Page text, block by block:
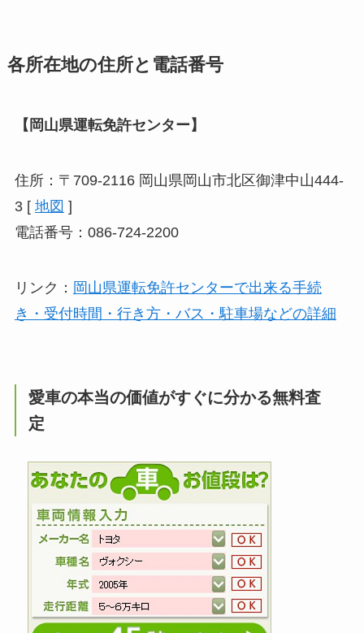
各所在地の住所と電話番号
【岡山県運転免許センター】
住所：〒709-2116 岡山県岡山市北区御津中山444-
3 [ 地図 ]
電話番号：086-724-2200
リンク： 岡山県運転免許センターで出来る手続
き・受付時間・行き方・バス・駐車場などの詳細
愛車の本当の価値がすぐに分かる無料査
定